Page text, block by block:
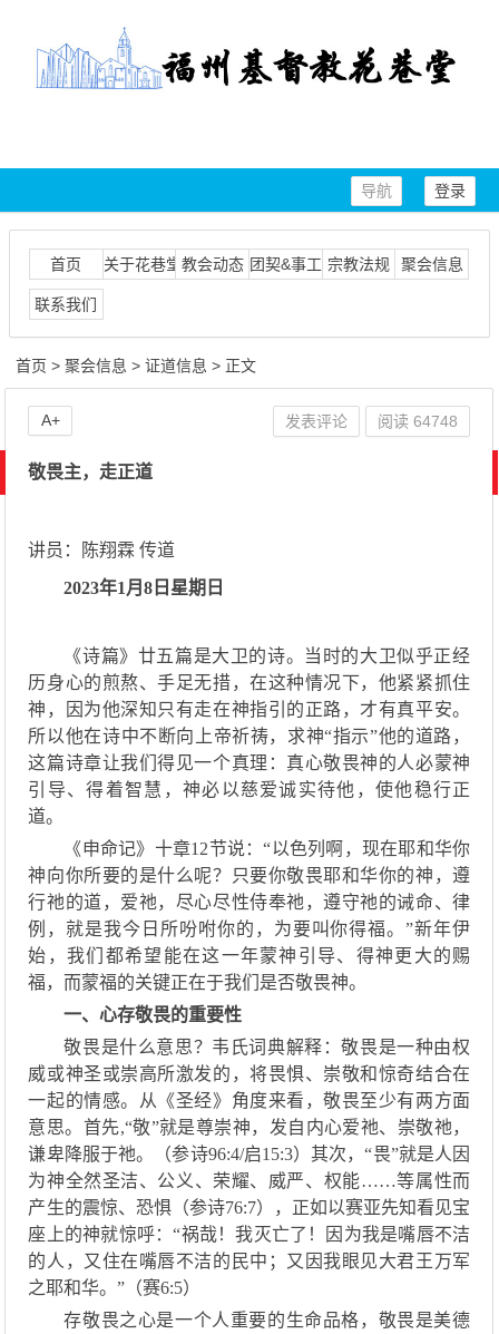
登录
导航
首页 关于花巷堂 教会动态 团契&事工 宗教法规 聚会信息
联系我们
首页 >聚会信息 >证道信息 > 正文
敬畏主，走正道
讲员：陈翔霖 传道
2023年1月8日星期日
《诗篇》 廿五篇是大卫的诗。当时的大卫似乎正经
历身心的煎熬、手足无措，在这种情况下，他紧紧抓住
神，
因为他深知只有走在神指引的正路，才有真平安。
所以他在诗中不断向上帝祈祷，求神“指示”他的道路，
这篇诗章让我们得见一个真理：真心敬畏神的人必蒙神
引导、得着智慧， 神必以慈爱诚实待他， 使他稳行正
道。
《申命记》 十章12节说：“以色列啊，现在耶和华你
神向你所要的是什么呢？ 只要你敬畏耶和华你的神，遵
行祂的道，爱祂，尽心尽性侍奉祂，遵守祂的诫命、律
例，就是我今日所吩咐你的，为要叫你得福。”新年伊
始 ，我们都希望能在这一年蒙神 引导、得神 更大的赐
福， 而蒙福的关键正在于我们是否敬畏神。
一、心存敬畏的重要性
敬畏是什么意思？ 韦氏词典解释 ：敬畏是一种由权
威或神圣或崇高所激发的，将畏惧、崇敬和惊奇结合在
一起的情感。从 《圣经》 角度来看 ，敬畏至少有两方面
意思。首先,“敬”就是尊崇神，发自内心爱祂、 崇敬祂，
谦卑降服于祂。 （参诗96:4/启15:3）其次，“畏”就是人因
为神全然圣洁、公义、荣耀、威严、权能……等属性而
产生的震惊、恐惧（参诗76:7）， 正如以赛亚先知看见宝
座上的神就惊呼：“祸哉！我灭亡了！ 因 为我是嘴唇不洁
的人，又住在嘴唇不洁的民中 ； 又因我眼见大君王万军
之耶和华。”（赛6:5）
存敬畏之心是一个人 重要的生命品格，敬畏是美德
发表评论 阅读64748
A+